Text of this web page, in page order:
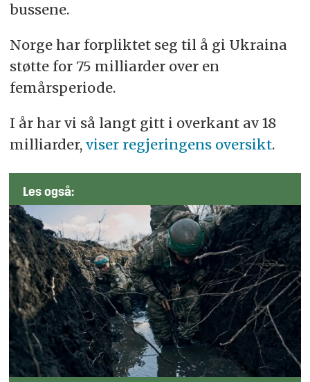
bussene.
Norge har forpliktet seg til å gi Ukraina
støtte for 75 milliarder over en
femårsperiode.
I år har vi så langt gitt i overkant av 18
milliarder, viser regjeringens oversikt.
Les også: